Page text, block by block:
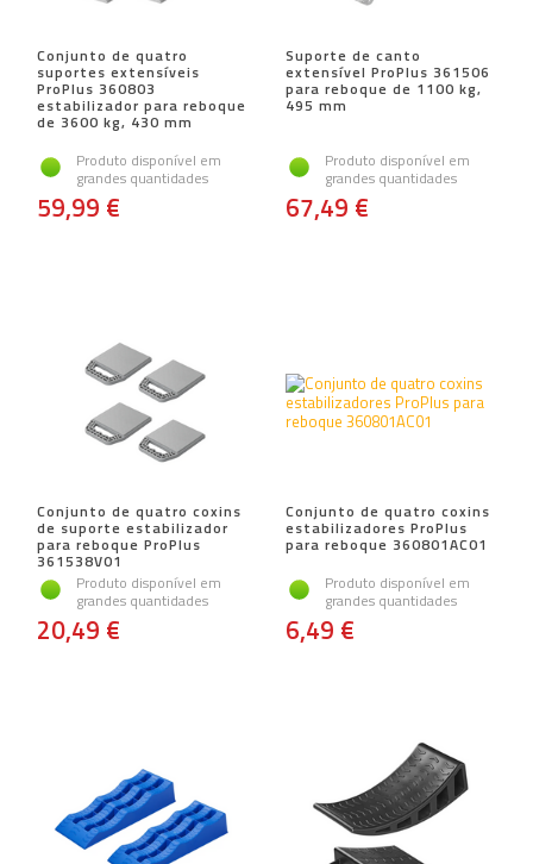
Conjunto de quatro
suportes extensíveis
ProPlus 360803
estabilizador para reboque
de 3600 kg, 430 mm
Produto disponível em
grandes quantidades
59,99 €
Suporte de canto
extensível ProPlus 361506
para reboque de 1100 kg,
495 mm
Produto disponível em
grandes quantidades
67,49 €
Conjunto de quatro coxins
de suporte estabilizador
para reboque ProPlus
361538V01
Produto disponível em
grandes quantidades
20,49 €
Conjunto de quatro coxins
estabilizadores ProPlus
para reboque 360801AC01
Produto disponível em
grandes quantidades
6,49 €